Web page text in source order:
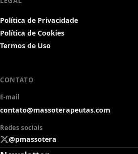
Política de Privacidade
Política de Cookies
Termos de Uso
CONTATO
E-mail
contato@massoterapeutas.com
Redes sociais
@pmassotera